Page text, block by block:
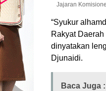
Jajaran
“Syukur
Rakyat
dinyatakan
Djunaidi.
Baca Juga :